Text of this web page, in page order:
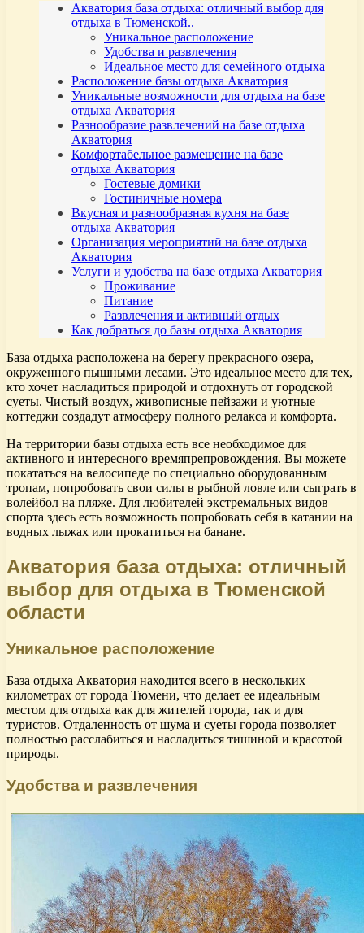
Акватория база отдыха: отличный выбор для
отдыха в Тюменской..
Уникальное расположение
Удобства и развлечения
Идеальное место для семейного отдыха
Расположение базы отдыха Акватория
Уникальные возможности для отдыха на базе
отдыха Акватория
Разнообразие развлечений на базе отдыха
Акватория
Комфортабельное размещение на базе
отдыха Акватория
Гостевые домики
Гостиничные номера
Вкусная и разнообразная кухня на базе
отдыха Акватория
Организация мероприятий на базе отдыха
Акватория
Услуги и удобства на базе отдыха Акватория
Проживание
Питание
Развлечения и активный отдых
Как добраться до базы отдыха Акватория
База отдыха расположена на берегу прекрасного озера,
окруженного пышными лесами. Это идеальное место для тех,
кто хочет насладиться природой и отдохнуть от городской
суеты. Чистый воздух, живописные пейзажи и уютные
коттеджи создадут атмосферу полного релакса и комфорта.
На территории базы отдыха есть все необходимое для
активного и интересного времяпрепровождения. Вы можете
покататься на велосипеде по специально оборудованным
тропам, попробовать свои силы в рыбной ловле или сыграть в
волейбол на пляже. Для любителей экстремальных видов
спорта здесь есть возможность попробовать себя в катании на
водных лыжах или прокатиться на банане.
Акватория база отдыха: отличный
выбор для отдыха в Тюменской
области
Уникальное расположение
База отдыха Акватория находится всего в нескольких
километрах от города Тюмени, что делает ее идеальным
местом для отдыха как для жителей города, так и для
туристов. Отдаленность от шума и суеты города позволяет
полностью расслабиться и насладиться тишиной и красотой
природы.
Удобства и развлечения